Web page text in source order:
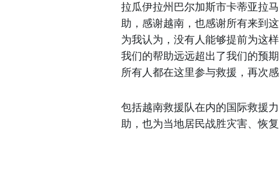
拉瓜伊拉州巴尔加斯市卡蒂亚拉
助，感谢越南，也感谢所有来到
为我认为，没有人能够提前为这
我们的帮助远远超出了我们的预
所有人都在这里参与救援，再次
包括越南救援队在内的国际救援
助，也为当地居民战胜灾害、恢